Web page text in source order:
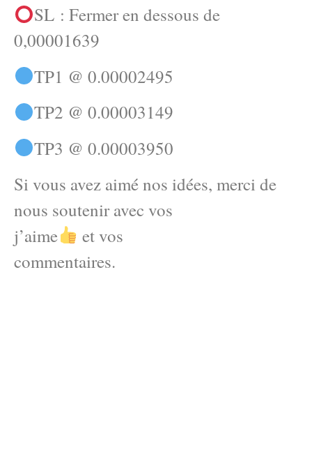
SL : Fermer en dessous de
0,00001639
TP1 @ 0.00002495
TP2 @ 0.00003149
TP3 @ 0.00003950
Si vous avez aimé nos idées, merci de
nous soutenir avec vos
j’aime
et vos
commentaires.